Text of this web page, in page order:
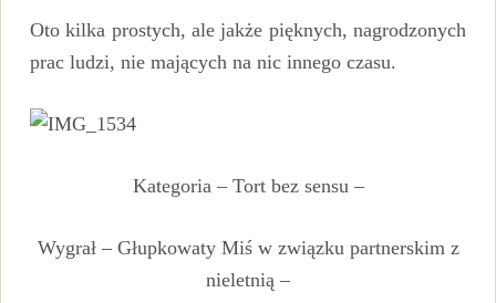
Oto kilka prostych, ale jakże pięknych, nagrodzonych
prac ludzi, nie mających na nic innego czasu.
Kategoria – Tort bez sensu –
Wygrał – Głupkowaty Miś w związku partnerskim z
nieletnią –